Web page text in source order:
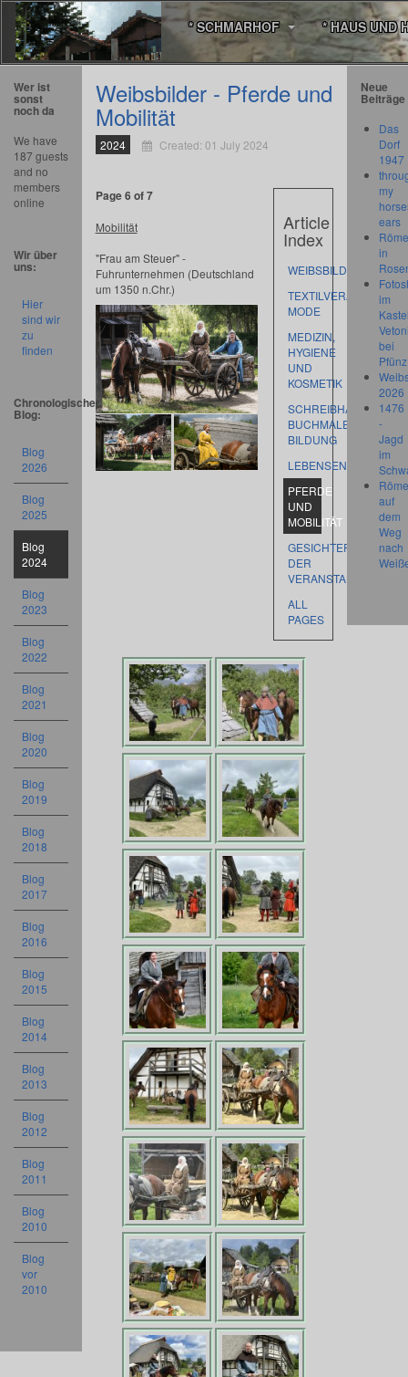
* SCHMARHOF * HAUS UND
Weibsbilder - Pferde und
Mobilität
2024 Created: 01 July 2024
Article
Index
WEIBSBILDER
MODE
MEDIZIN,
HYGIENE
UND
KOSMETIK
SCHREIBHANDWERK,
BUCHMALEREI,
BILDUNG
LEBENSENTWÜRFE
PFERDE
UND
MOBILITÄT
GESICHTER
DER
VERANSTALTUNG
ALL
PAGES
Page 6 of 7
Mobilität
"Frau am Steuer" -
Fuhrunternehmen (Deutschland
um 1350 n.Chr.)
Wer ist
sonst
noch da
We have
187 guests
and no
members
online
Wir über
uns:
Hier
sind wir
zu
finden
Chronologischer
Blog:
Blog
2026
Blog
2025
Blog
2024
Blog
2023
Blog
2022
Blog
2021
Blog
2020
Blog
2019
Blog
2018
Blog
2017
Blog
2016
Blog
2015
Blog
2014
Blog
2013
Blog
2012
Blog
2011
Blog
2010
Blog
vor
2010
Neue
Beiträge
Das
Dorf
1947
my
ears
in
im
bei
Pfünz
2026
1476
-
Jagd
im
auf
dem
Weg
nach